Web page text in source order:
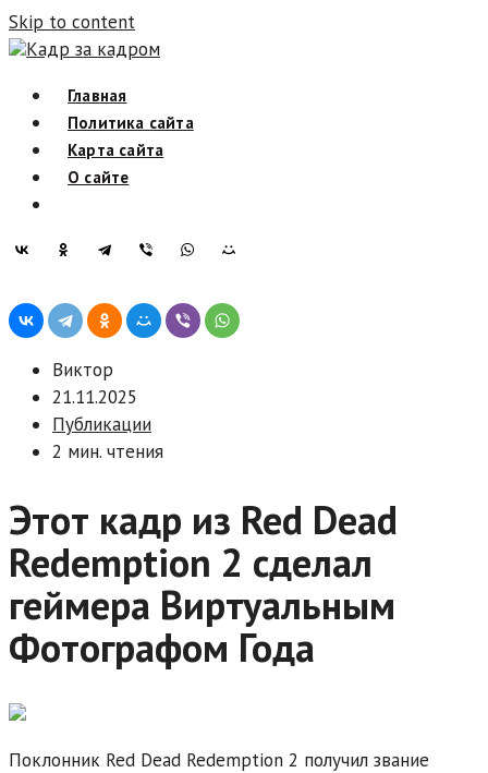
Skip to content
Кадр за кадром
Главная
Политика сайта
Карта сайта
О сайте
Виктор
21.11.2025
Публикации
2 мин. чтения
Этот кадр из Red Dead
Redemption 2 сделал
геймера Виртуальным
Фотографом Года
Поклонник Red Dead Redemption 2 получил звание